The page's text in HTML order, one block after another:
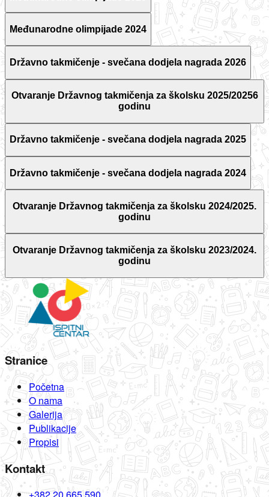
Međunarodne olimpijade 2024
Državno takmičenje - svečana dodjela nagrada 2026
Otvaranje Državnog takmičenja za školsku 2025/20256
godinu
Državno takmičenje - svečana dodjela nagrada 2025
Državno takmičenje - svečana dodjela nagrada 2024
Otvaranje Državnog takmičenja za školsku 2024/2025.
godinu
Otvaranje Državnog takmičenja za školsku 2023/2024.
godinu
Stranice
Početna
O nama
Galerija
Publikacije
Propisi
Kontakt